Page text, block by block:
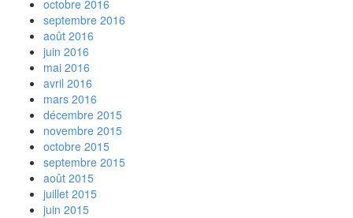
octobre 2016
septembre 2016
août 2016
juin 2016
mai 2016
avril 2016
mars 2016
décembre 2015
novembre 2015
octobre 2015
septembre 2015
août 2015
juillet 2015
juin 2015